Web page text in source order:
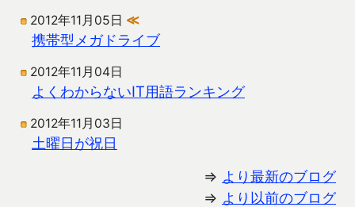
2012年11月05日 ≪
携帯型メガドライブ
2012年11月04日
よくわからないIT用語ランキング
2012年11月03日
土曜日が祝日
⇒ より最新のブログ
⇒ より以前のブログ